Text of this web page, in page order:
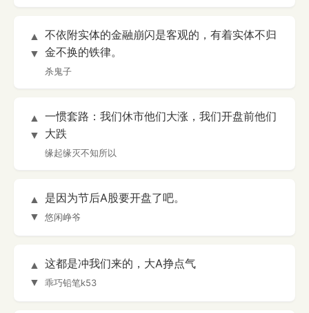
▲
▼
不依附实体的金融崩闪是客观的，有着实体不归
金不换的铁律。
杀鬼子
▲
▼
一惯套路：我们休市他们大涨，我们开盘前他们
大跌
缘起缘灭不知所以
▲
▼
是因为节后A股要开盘了吧。
悠闲峥爷
▲
▼
这都是冲我们来的，大A挣点气
乖巧铅笔k53